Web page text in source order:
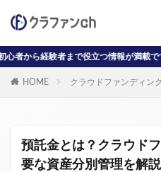
役立つ情報が満載です。
HOME クラウドファンディン
預託金とは？クラウド
要な資産分別管理を解説
カテゴリー
AD J-reit reit
クラウドファンディングコラム